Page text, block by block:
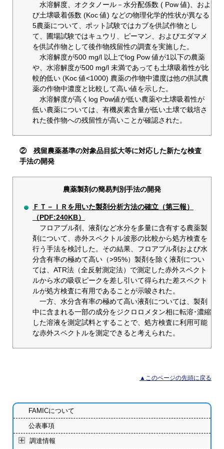
水溶解度、オクタノール－水分配係数 ( Pow 値)、およ
び土壌吸着係数 (Koc 値) などの物理化学的性状が異なる
5農薬について、ポット試験ではカブを供試作物とし
て、圃場試験ではキュウリ、ピーマン、およびエダマメ
を供試作物として後作物残留性の調査を実施した。
水溶解度が500 mg/l 以上でlog Pow 値が1以下の農薬
や、水溶解度が500 mg/l 未満であっても土壌吸着性が比
較的低い (Koc 値<1000) 農薬の作物中濃度は他の供試農
薬の作物中濃度と比較して高い値を示した。
水溶解度が高くlog Pow値が低い農薬や土壌吸着性が
低い農薬については、有機炭素含量が低い土壌で栽培さ
れた後作物への残留性が高いことが確認された。
② 残留農薬基準の対象品目拡大等に対応した新たな検査
手法の開発
農薬製剤の簡易判別手法の開発
ＦＴ－ＩＲを用いた製剤分析方法の確立（第三報）
（PDF:240KB）
フロアブル剤、液剤など水分を多量に含有する農薬製
剤について、赤外スペクトル波形の比較から処方検査を
行う手法を検討した。その結果、フロアブル剤および水
分含有率の極めて高い（>95%）製剤を除く液剤につい
ては、ATR法（全反射測定法）で測定した赤外スペクト
ルから水の吸収ピークを差し引いて得られた差スペクト
ルが処方検査に有用であることが示唆された。
一方、水分含有率の極めて高い液剤については、製剤
中に含まれる一部の成分をジクロロメタン相に転溶･濃縮
した溶液を測定試料とすることで、処方検査に利用可能
な赤外スペクトルを測定できると考えられた。
▲このページの先頭に戻る
FAMICについて
公表事項
調達情報